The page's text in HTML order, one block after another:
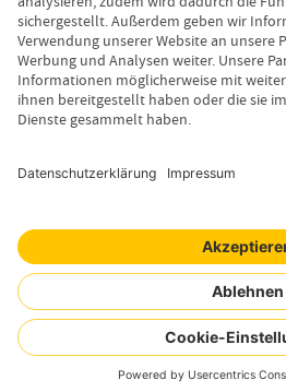
Produktinformationen anfordern
Wissenswertes
Magazin
Newsletter-Anmeldung
Sitemap
Impressum
Cookie-Einstellungen
Mensch. Tier. Wir.